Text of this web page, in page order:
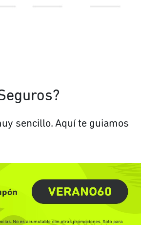
sencillo. Aquí te guiamos